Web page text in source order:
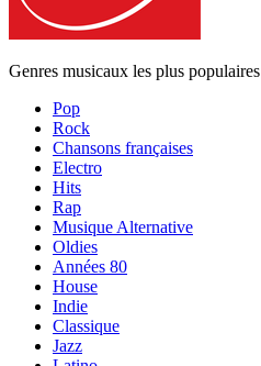
Genres musicaux les plus populaires
Pop
Rock
Chansons françaises
Electro
Hits
Rap
Musique Alternative
Oldies
Années 80
House
Indie
Classique
Jazz